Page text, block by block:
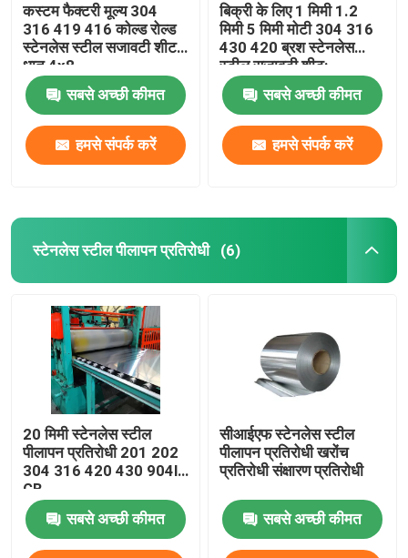
कस्टम फैक्टरी मूल्य 304
316 419 416 कोल्ड रोल्ड
स्टेनलेस स्टील सजावटी शीट
धातु 4x8
सबसे अच्छी कीमत
हमसे संपर्क करें
बिक्री के लिए 1 मिमी 1.2
मिमी 5 मिमी मोटी 304 316
430 420 ब्रश स्टेनलेस
स्टील सजावटी शीट:
सबसे अच्छी कीमत
हमसे संपर्क करें
स्टेनलेस स्टील पीलापन प्रतिरोधी (6)
20 मिमी स्टेनलेस स्टील
पीलापन प्रतिरोधी 201 202
304 316 420 430 904l
GB
सबसे अच्छी कीमत
सीआईएफ स्टेनलेस स्टील
पीलापन प्रतिरोधी खरोंच
प्रतिरोधी संक्षारण प्रतिरोधी
सबसे अच्छी कीमत